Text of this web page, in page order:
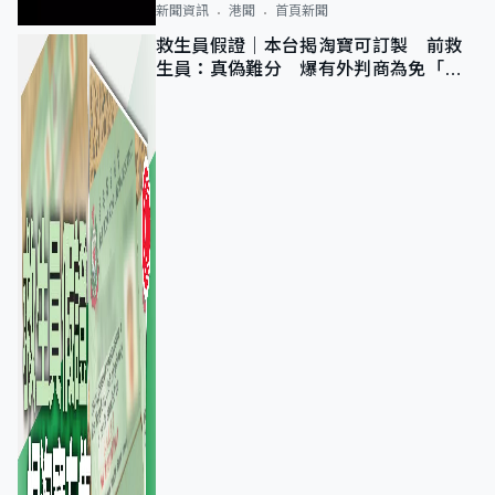
新聞資訊 港聞 首頁新聞
救生員假證｜本台揭淘寶可訂製 前救
生員：真偽難分 爆有外判商為免「封